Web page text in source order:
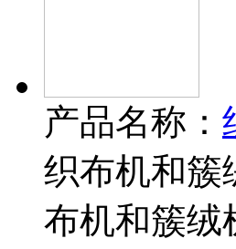
产品名称：
织布机和簇
布机和簇绒